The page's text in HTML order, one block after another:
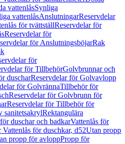
vattenlåsSynliga
vattenlåsAnslutningarReservdelar
för tvättställReservdelar för
Reservdelar för
för AnslutningsböjarRak
för
för TillbehörGolvbrunnar och
duscharReservdelar för Golvavlopp
för GolvrännaTillbehör för
Reservdelar för Golvbrunn för
Reservdelar för Tillbehör för
sanitetsakrylRektangulära
duschar och badkarVattenlås för
Vattenlås för duschkar, d52Utan propp
propp för avloppPropp för